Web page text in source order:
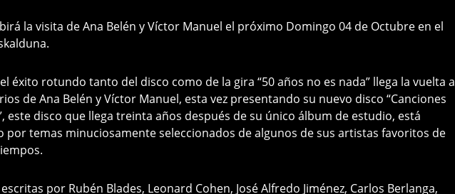
la visita de Ana Belén y Víctor Manuel el próximo Domingo 04 de Octubre en el
éxito rotundo tanto del disco como de la gira “50 años no es nada” llega la vuelta a
de Ana Belén y Víctor Manuel, esta vez presentando su nuevo disco “Canciones
este disco que llega treinta años después de su único álbum de estudio, está
por temas minuciosamente seleccionados de algunos de sus artistas favoritos de
por Rubén Blades, Leonard Cohen, José Alfredo Jiménez, Carlos Berlanga,